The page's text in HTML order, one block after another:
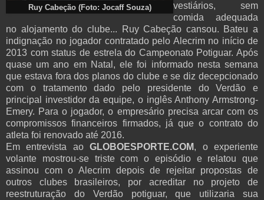
Ruy Cabeção (Foto: Jocaff Souza)
vestiários, sem
comida adequada
no alojamento do clube... Ruy Cabeção cansou. Bateu a
indignação no jogador contratado pelo Alecrim no início de
2013 com status de estrela do Campeonato Potiguar. Após
quase um ano em Natal, ele foi informado nesta semana
que estava fora dos planos do clube e se diz decepcionado
com o tratamento dado pelo presidente do Verdão e
principal investidor da equipe, o inglês Anthony Armstrong-
Emery. Para o jogador, o empresário precisa arcar com os
compromissos financeiros firmados, já que o contrato do
atleta foi renovado até 2016.
Em entrevista aoGLOBOESPORTE.COM, o experiente
volante mostrou-se triste com o episódio e relatou que
assinou com o Alecrim depois de rejeitar propostas de
outros clubes brasileiros, por acreditar no projeto de
reestruturação do Verdão potiguar, que utilizaria sua